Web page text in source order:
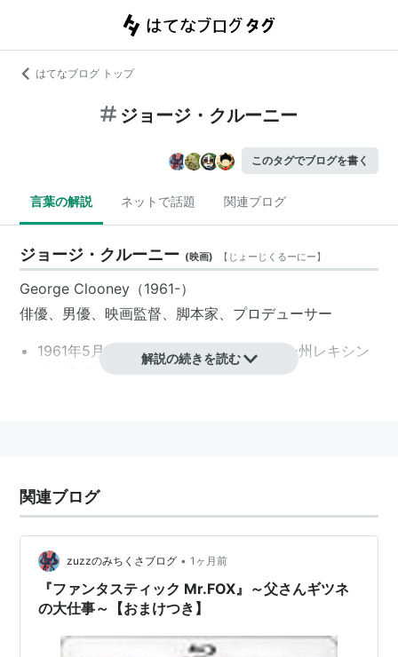
はてなブログ トップ
ジョージ・クルーニー
このタグでブログを書く
言葉の解説 ネットで話題 関連ブログ
ジョージ・クルーニー (映画) 【 じょーじくるーにー】
George Clooney（1961-）
俳優、男優、映画監督、脚本家、プロデューサー
1961年5月6日、アメリカ／ケンタッキー州レキシン
トン生まれ
芸能一家に生まれる。ジャズ歌手として日本でも人気を
集めたローズマリー・クルーニーの甥にあたる。ケンタ
ッキー大学でジャーナリストを志すが、やがて俳優に目
覚めLAへ。
長い下積み生活を送るも、NBCネットワークのTVシリ
大ブレイク。以降、主演格の映画俳優として活躍。
解説の続きを読む
関連ブログ
zuzzのみちくさブログ • 1ヶ月前
『ファンタスティック Mr.FOX』～父さんギツネ
の大仕事～【おまけつき】